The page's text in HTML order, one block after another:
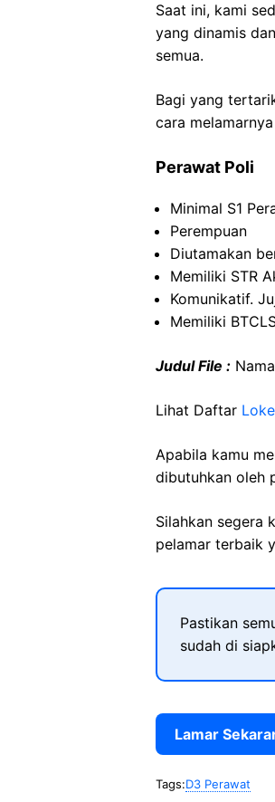
Saat ini, kami
yang dinamis
semua.
Bagi yang
cara
Perawat Poli
Minimal S1
Perempuan
Diutamakan
Memiliki STR
Komunikatif.
Memiliki
Judul File :
Lihat Daftar
Apabila kamu
dibutuhkan oleh
Silahkan segera
pelamar terbaik
Pastikan
sudah di
Lamar
Tags:D3 Perawat